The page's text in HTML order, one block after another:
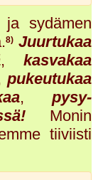
sydämen
8) Juurtukaa
, kasvakaa
pukeutukaa
, pysy-
Monin
tiiviisti